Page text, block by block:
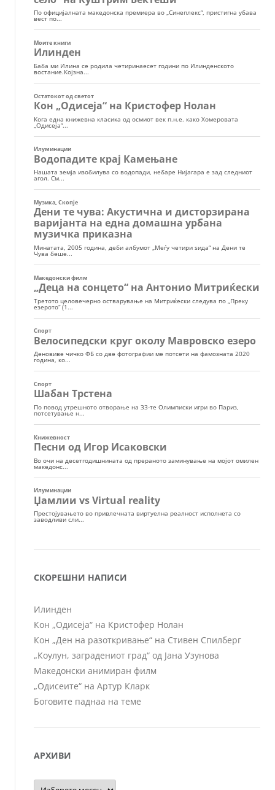
СКОРЕШНИ НАПИСИ
Илинден
Кон „Одисеја“ на Кристофер Нолан
Кон „Ден на разоткривање“ на Стивен Спилберг
„Коулун, заградениот град“ од Јана Узунова
Македонски анимиран филм
„Одисеите“ на Артур Кларк
Боговите паднаа на теме
АРХИВИ
Архиви